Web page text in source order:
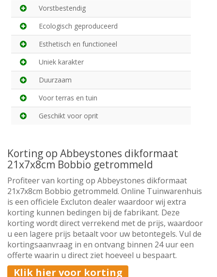
Vorstbestendig
Ecologisch geproduceerd
Esthetisch en functioneel
Uniek karakter
Duurzaam
Voor terras en tuin
Geschikt voor oprit
Korting op Abbeystones dikformaat
21x7x8cm Bobbio getrommeld
Profiteer van korting op Abbeystones dikformaat
21x7x8cm Bobbio getrommeld. Online Tuinwarenhuis
is een officiele Excluton dealer waardoor wij extra
korting kunnen bedingen bij de fabrikant. Deze
korting wordt direct verrekend met de prijs, waardoor
u een lagere prijs betaalt voor uw betontegels. Vul de
kortingsaanvraag in en ontvang binnen 24 uur een
offerte waarin u direct ziet hoeveel u bespaart.
Klik hier voor korting